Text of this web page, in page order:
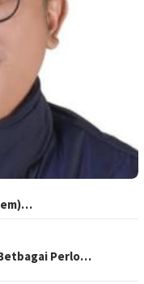
Perlo…